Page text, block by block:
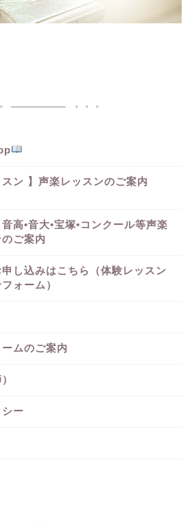
スン 】声楽レッスンのご案内
高•音大•宝塚•コンクール等声楽
ご案内
し込みはこちら（体験レッスン
ォーム）
ムのご案内
ー